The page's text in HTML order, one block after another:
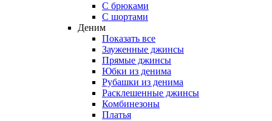
С брюками
С шортами
Деним
Показать все
Зауженные джинсы
Прямые джинсы
Юбки из денима
Рубашки из денима
Расклешенные джинсы
Комбинезоны
Платья